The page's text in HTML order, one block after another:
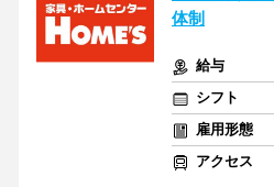
体制
給与
シフト
雇用形態
アクセス